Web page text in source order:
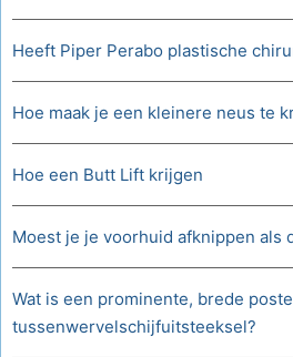
Heeft Piper Perabo plastische
Hoe maak je een kleinere neus te
Hoe een Butt Lift krijgen
Moest je je voorhuid afknippen als
Wat is een prominente, brede
tussenwervelschijfuitsteeksel?